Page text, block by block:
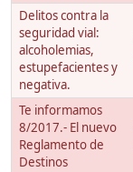
Delitos contra la
seguridad vial:
alcoholemias,
estupefacientes y
negativa.
Te informamos
8/2017.- El nuevo
Reglamento de
Destinos